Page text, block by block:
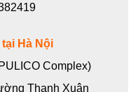
Hà Nội
Complex)
Thanh Xuân